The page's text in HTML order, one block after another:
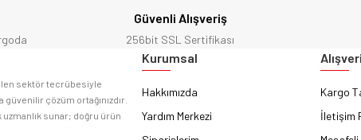
Güvenli Alışveriş
256bit SSL Sertifikası
sektör tecrübesiyle
çözüm ortağınızdır.
sunar; doğru ürün
Kurumsal
Hakkımızda
Yardım Merkezi
Kargo
İletişim